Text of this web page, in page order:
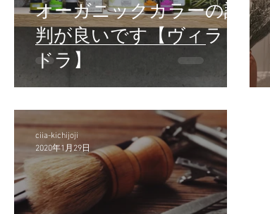
オーガニックカラーの評
判が良いです【ヴィラロ
ドラ】
ciia-kichijoji
2020年1月29日